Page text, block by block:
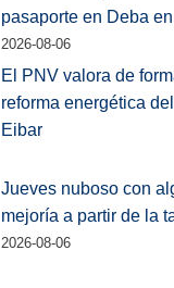
pasaporte en Deba
2026-08-06
El PNV valora de
reforma energética
Eibar
Jueves nuboso con
mejoría a partir de la
2026-08-06